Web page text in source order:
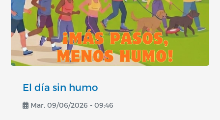
El día sin humo
Mar, 09/06/2026 - 09:46